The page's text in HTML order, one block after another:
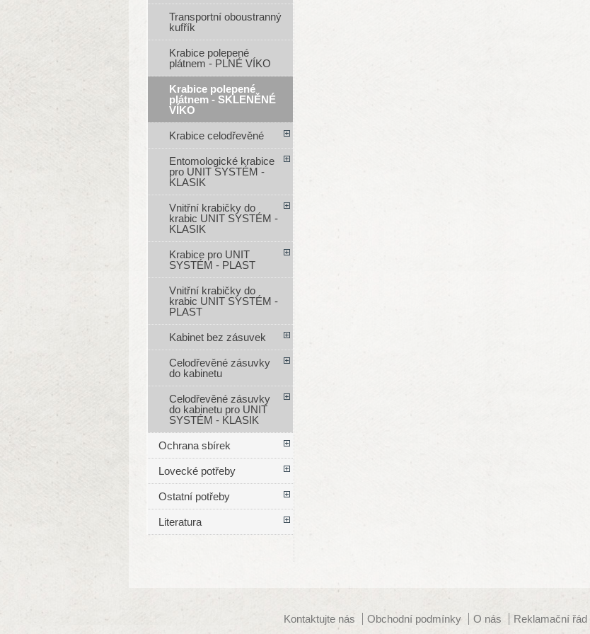
Transportní oboustranný
kufřík
Krabice polepené
plátnem - PLNÉ VÍKO
Krabice polepené
plátnem - SKLENĚNÉ
VÍKO
Krabice celodřevěné
Entomologické krabice
pro UNIT SYSTÉM -
KLASIK
Vnitřní krabičky do
krabic UNIT SYSTÉM -
KLASIK
Krabice pro UNIT
SYSTÉM - PLAST
Vnitřní krabičky do
krabic UNIT SYSTÉM -
PLAST
Kabinet bez zásuvek
Celodřevěné zásuvky
do kabinetu
Celodřevěné zásuvky
do kabinetu pro UNIT
SYSTÉM - KLASIK
Ochrana sbírek
Lovecké potřeby
Ostatní potřeby
Literatura
Kontaktujte nás Obchodní podmínky O nás Reklamační řád